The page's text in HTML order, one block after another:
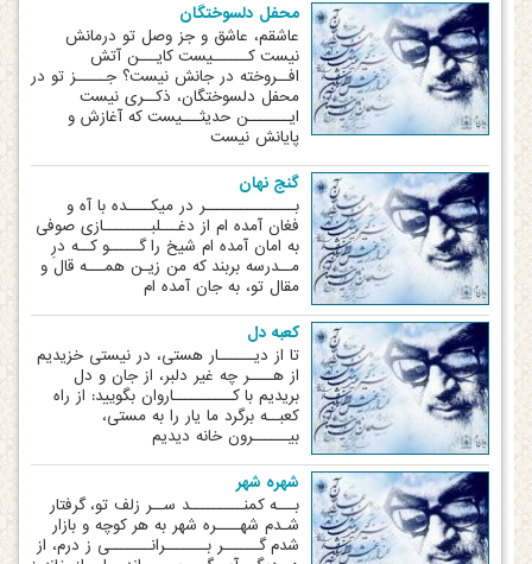
محفل دلسوختگان
عاشقم، عاشق و جز وصل تو درمانش
نیست کــــــیست کایـــن آتش
افــروخته در جانش نیست؟ جـــــز تو در
محفل دلسوختگان، ذکــری نیست
ایـــــــن حدیثـــی‏ست که آغازش و
پایانش نیست
گنج نهان
بـــــــــــــــر در میکــــده با آه و
فغان آمده ‏ام از دغـــل‏بــــــــازی صوفی
به امان آمده ‏ام شیخ را گـــــو کــه درِ
مــدرسه بربند که من زیـن همـــه قال و
مقال تو، به جان آمده‏ ام
کعبه دل
تا از دیــــــار هستی، در نیستی خزیدیم
از هــــر چه غیر دلبر، از جان و دل
بریدیم با کــــــــــاروان بگویید: از راه
کعبــه برگرد ما یار را به مستی،
بیــــــرون خانه دیدیم
شهره شهر
بـــه کمنـــــــــد ســر زلف تو، گرفتار
شـدم شهــــره شهر به هر کوچه و بازار
شدم گــــــر بـــــــرانـــــــی ز درم، از